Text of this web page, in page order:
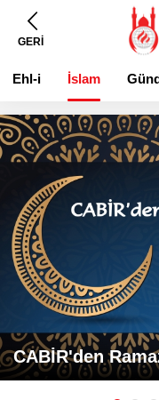
GERİ
Ehl-i
Beyt
İslam
CABİR'den